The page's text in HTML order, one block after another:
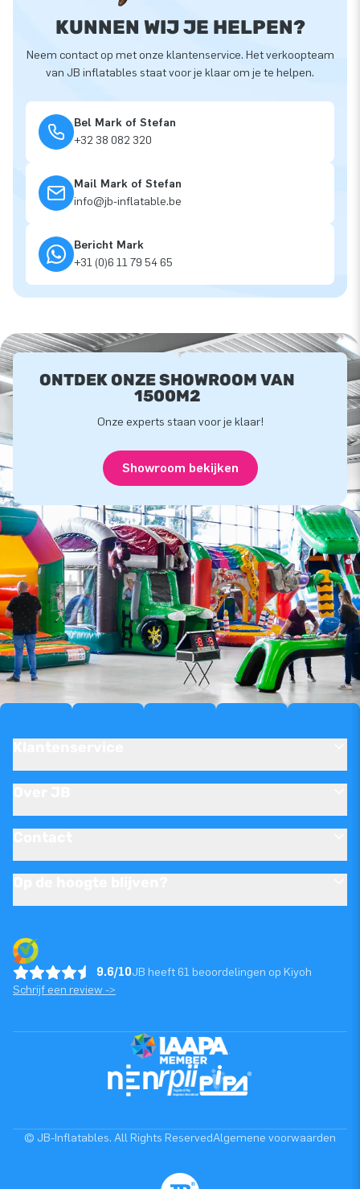
KUNNEN WIJ JE HELPEN?
Neem contact op met onze klantenservice. Het verkoopteam
van JB inflatables staat voor je klaar om je te helpen.
Bel Mark of Stefan
+32 38 082 320
Mail Mark of Stefan
info@jb-inflatable.be
Bericht Mark
+31 (0)6 11 79 54 65
ONTDEK ONZE SHOWROOM VAN
1500M2
Onze experts staan voor je klaar!
Showroom bekijken
9.6/10JB heeft 61 beoordelingen op Kiyoh
Schrijf een review ->
© JB-Inflatables. All Rights ReservedAlgemene voorwaarden